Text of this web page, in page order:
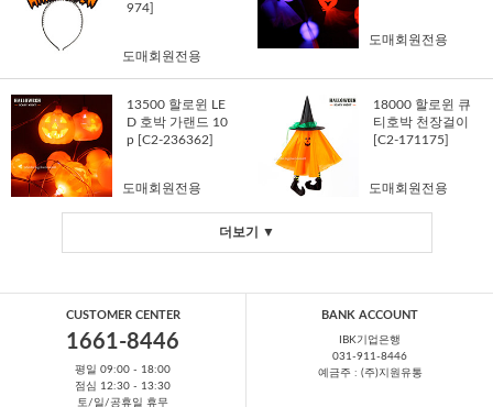
974]
도매회원전용
도매회원전용
13500 할로윈 LE
D 호박 가랜드 10
p [C2-236362]
도매회원전용
18000 할로윈 큐
티호박 천장걸이
[C2-171175]
도매회원전용
더보기 ▼
CUSTOMER CENTER
1661-8446
평일 09:00 - 18:00
점심 12:30 - 13:30
토/일/공휴일 휴무
BANK ACCOUNT
IBK기업은행
031-911-8446
예금주 : (주)지원유통